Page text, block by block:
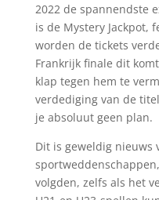
2022 de spannendste
is de Mystery Jackpot,
worden de tickets
Frankrijk finale dit
klap tegen hem te
verdediging van de
je absoluut geen plan.
Dit is geweldig nieuws
volgden, zelfs als het